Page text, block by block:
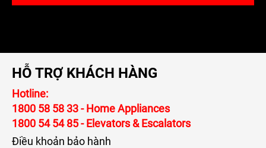
HỖ TRỢ KHÁCH HÀNG
Hotline:
1800 58 58 33- Home Appliances
1800 54 54 85- Elevators & Escalators
Điều khoản bảo hành